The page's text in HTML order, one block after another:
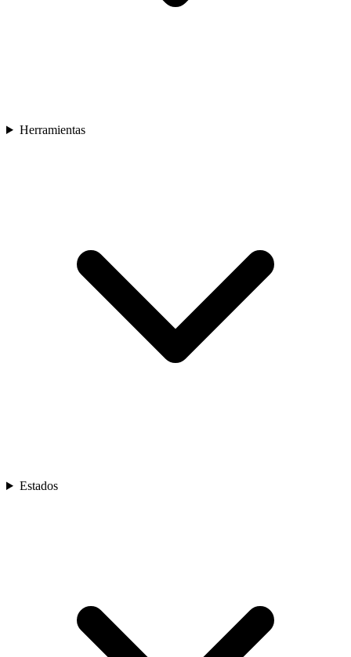
Herramientas
Estados